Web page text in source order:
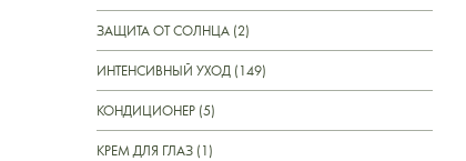
ЗАЩИТА ОТ СОЛНЦА (2)
ИНТЕНСИВНЫЙ УХОД (149)
КОНДИЦИОНЕР (5)
КРЕМ ДЛЯ ГЛАЗ (1)